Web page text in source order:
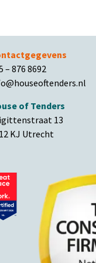
– 876 8692
of Tenders
13
KJ Utrecht